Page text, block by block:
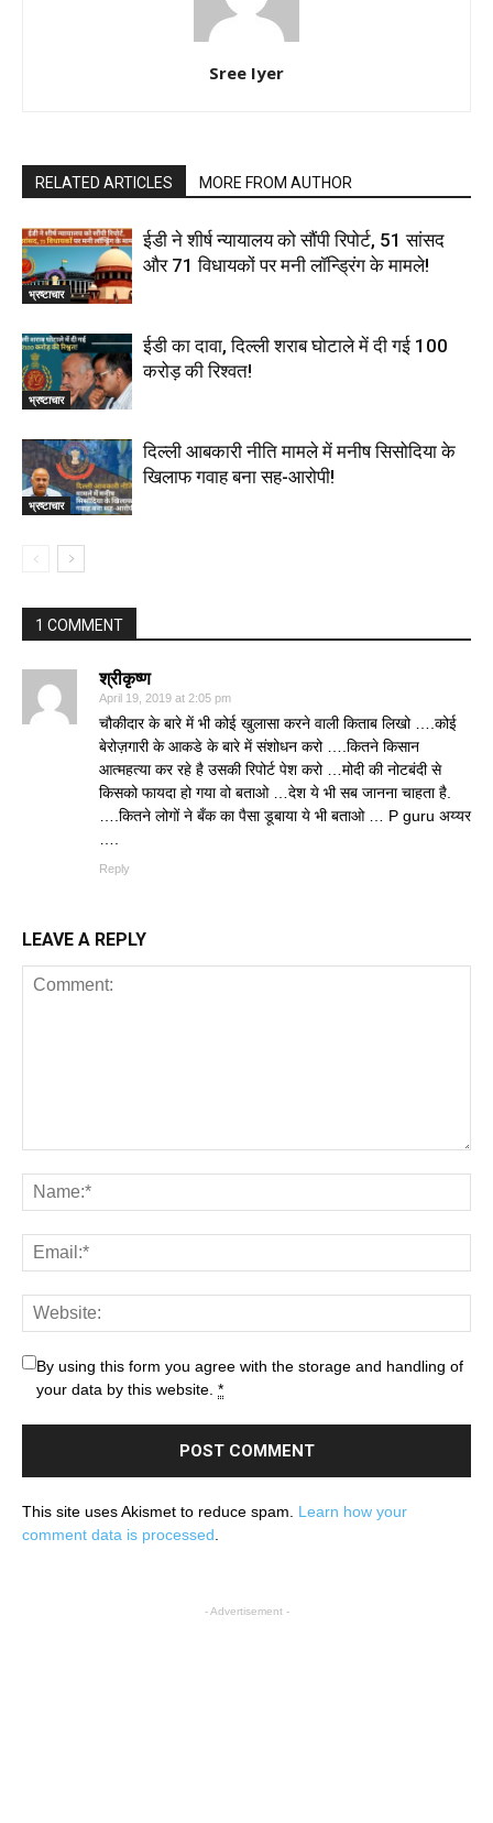
Sree Iyer
RELATED ARTICLES MORE FROM AUTHOR
भ्रष्टाचार
ईडी ने शीर्ष न्यायालय को सौंपी रिपोर्ट, 51 सांसद
और 71 विधायकों पर मनी लॉन्ड्रिंग के मामले!
भ्रष्टाचार
ईडी का दावा, दिल्ली शराब घोटाले में दी गई ₹100
करोड़ की रिश्वत!
भ्रष्टाचार
दिल्‍ली आबकारी नीति मामले में मनीष सिसोदिया के
खिलाफ गवाह बना सह-आरोपी!
1 COMMENT
श्रीकृष्ण
April 19, 2019 at 2:05 pm
चौकीदार के बारे में भी कोई खुलासा करने वाली किताब लिखो ….कोई
बेरोज़गारी के आकडे के बारे में संशोधन करो ….कितने किसान
आत्महत्या कर रहे है उसकी रिपोर्ट पेश करो …मोदी की नोटबंदी से
किसको फायदा हो गया वो बताओ …देश ये भी सब जानना चाहता है.
….कितने लोगों ने बँक का पैसा डूबाया ये भी बताओ … P guru अय्यर
Reply
LEAVE A REPLY
By using this form you agree with the storage and handling of
your data by this website. *
This site uses Akismet to reduce spam. Learn how your
comment data is processed
- Advertisement -